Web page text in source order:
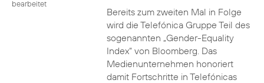
bearbeitet
Bereits zum zweiten Mal in Folge
wird die Telefónica Gruppe Teil des
sogenannten „Gender-Equality
Index“ von Bloomberg. Das
Medienunternehmen honoriert
damit Fortschritte in Telefónicas